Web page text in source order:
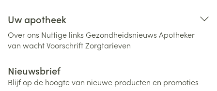
Uw apotheek
Over ons Nuttige links Gezondheidsnieuws Apotheker
van wachtVoorschriftZorgtarieven
Nieuwsbrief
Blijf op de hoogte van nieuwe producten en promoties